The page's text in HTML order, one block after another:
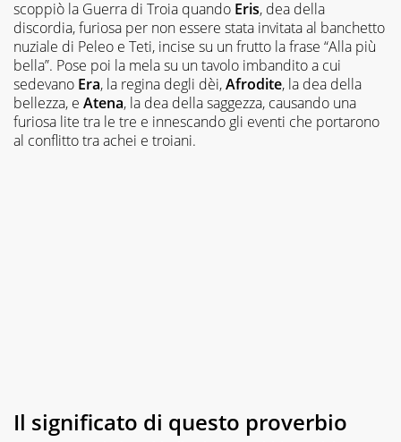
scoppiò la Guerra di Troia quando Eris, dea della
discordia, furiosa per non essere stata invitata al banchetto
nuziale di Peleo e Teti, incise su un frutto la frase “Alla più
bella”. Pose poi la mela su un tavolo imbandito a cui
sedevano Era, la regina degli dèi,Afrodite, la dea della
bellezza, e Atena, la dea della saggezza, causando una
furiosa lite tra le tre e innescando gli eventi che portarono
al conflitto tra achei e troiani.
Il significato di questo proverbio